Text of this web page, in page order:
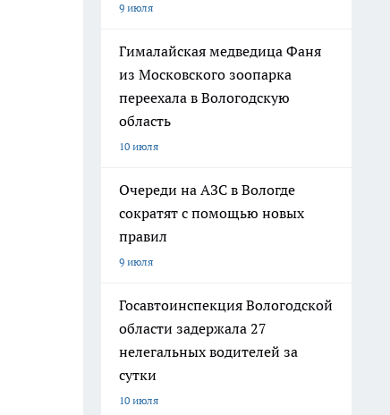
9 июля
Гималайская медведица Фаня
из Московского зоопарка
переехала в Вологодскую
область
10 июля
Очереди на АЗС в Вологде
сократят с помощью новых
правил
9 июля
Госавтоинспекция Вологодской
области задержала 27
нелегальных водителей за
сутки
10 июля